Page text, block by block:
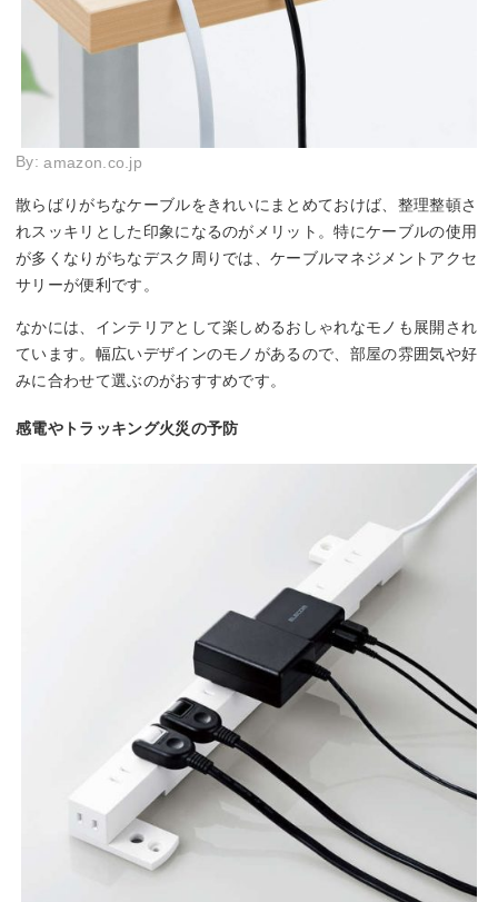
By:amazon.co.jp
散らばりがちなケーブルをきれいにまとめておけば、整理整頓さ
れスッキリとした印象になるのがメリット。特にケーブルの使用
が多くなりがちなデスク周りでは、ケーブルマネジメントアクセ
サリーが便利です。
なかには、インテリアとして楽しめるおしゃれなモノも展開され
ています。幅広いデザインのモノがあるので、部屋の雰囲気や好
みに合わせて選ぶのがおすすめです。
感電やトラッキング火災の予防